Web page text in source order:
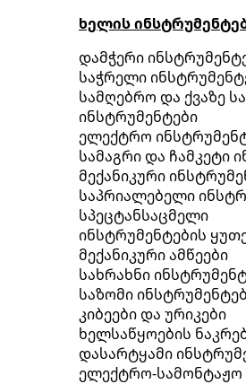
ხელის
დამჭერი
საჭრელი
სამღებრო და ქვაზე
ინსტრუმენტები
ელექტრო
სამაგრი და ჩამკეტი
მექანიკური
საპრიალებელი
სპეცტანსაცმელი
ინსტრუმენტების
მექანიკური ამწეები
სახრახნი
საზომი
კიბეები და ურიკები
ხელსაწყოების
დასარტყამი
ელექტრო-სამონტაჟო